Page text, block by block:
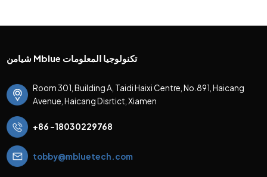
شيامن Mblue تكنولوجيا المعلومات
Room 301, Building A, Taidi Haixi Centre, No.891, Haicang
Avenue, Haicang Disrtict, Xiamen
+86 -18030229768
tobby@mbluetech.com